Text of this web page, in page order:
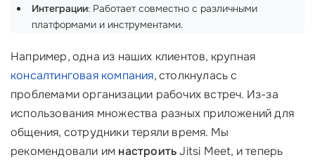
Интеграции: Работает совместно с различными
платформами и инструментами.
Например, одна из наших клиентов, крупная
консалтинговая компания, столкнулась с
проблемами организации рабочих встреч. Из-за
использования множества разных приложений для
общения, сотрудники теряли время. Мы
рекомендовали им настроитьJitsi Meet, и теперь